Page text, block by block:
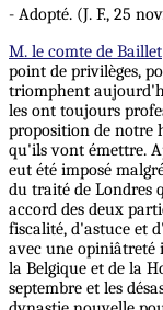
- Adopté. (J. F., 25
M. le comte de Baillet
point de privilèges,
triomphent
les ont toujours
proposition de notre
qu'ils vont émettre.
eut été imposé
du traité de Londres
accord des deux
fiscalité, d'astuce et
avec une opiniâtreté
la Belgique et de la
septembre et les